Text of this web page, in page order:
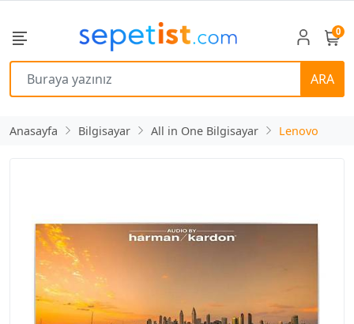
ARA
0
Anasayfa Bilgisayar All in One Bilgisayar Lenovo